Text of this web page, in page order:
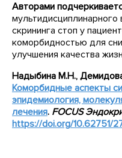
Авторами
мультидисциплинарного
скрининга стоп у
коморбидностью для
улучшения качества
Надыбина М.Н.,
Коморбидные аспекты
эпидемиология,
лечения. FOCUS
https://doi.org/10.62751/